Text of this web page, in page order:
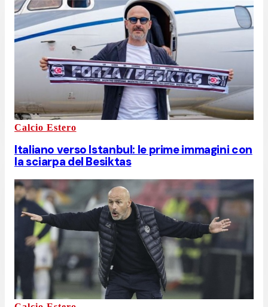
Calcio Estero
Italiano verso Istanbul: le prime immagini con
la sciarpa del Besiktas